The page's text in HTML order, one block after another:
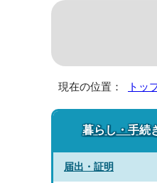
現在の位置： トッ
暮らし・手続
届出・証明